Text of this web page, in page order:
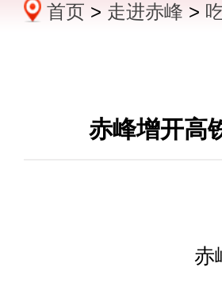
办事服务 政民互
首页 > 走进赤峰 >
赤峰增开高
赤